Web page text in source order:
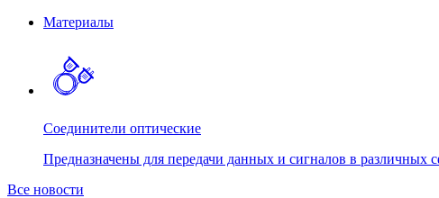
Материалы
Соединители оптические
Предназначены для передачи данных и сигналов в
Все новости